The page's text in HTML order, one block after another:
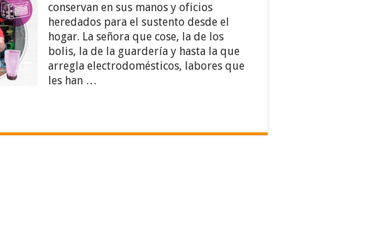
conservan en sus manos y oficios
heredados para el sustento desde el
hogar. La señora que cose, la de los
bolis, la de la guardería y hasta la que
arregla electrodomésticos, labores que
les han …